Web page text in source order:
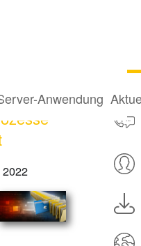
Anwendung